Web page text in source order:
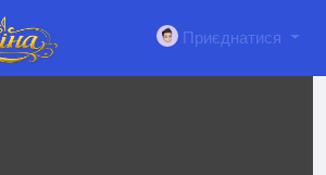
Приєднатися